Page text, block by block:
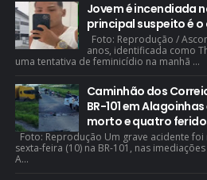
Jovem é incendiada
principal suspeito é
Foto: Reprodução /
anos, identificada como
uma tentativa de feminicídio na manhã ...
Caminhão dos
BR-101 em
morto e quatro
Foto: Reprodução Um grave acidente
sexta-feira (10) na BR-101, nas
A...